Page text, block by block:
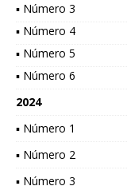
▪ Número 3
▪ Número 4
▪ Número 5
▪ Número 6
2024
▪ Número 1
▪ Número 2
▪ Número 3